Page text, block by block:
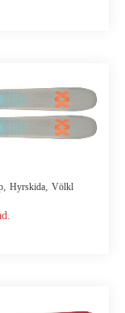
Hyrskida Völkl